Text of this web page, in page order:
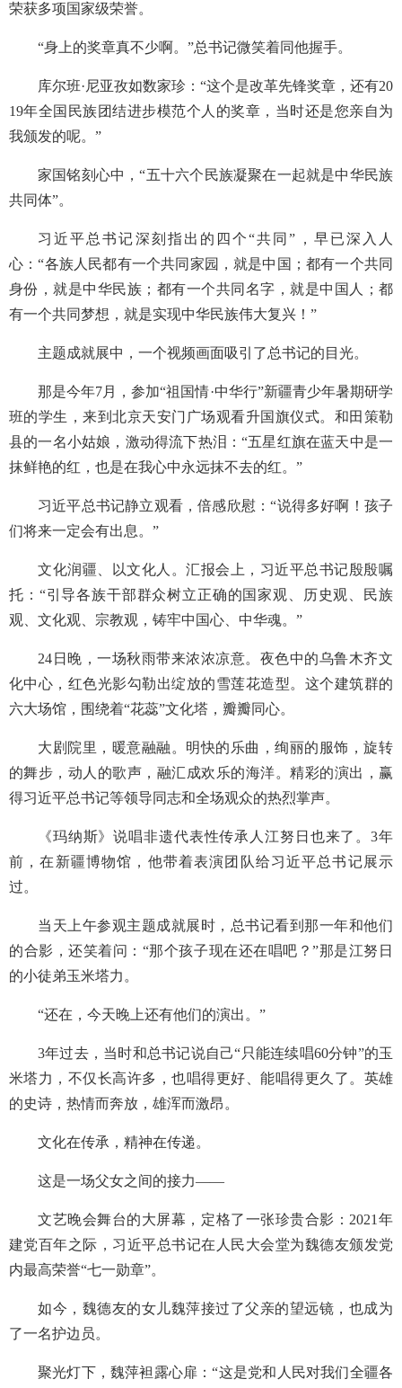
荣获多项国家级荣誉。
“身上的奖章真不少啊。”总书记微笑着同他握手。
库尔班·尼亚孜如数家珍：“这个是改革先锋奖章，还有20
19年全国民族团结进步模范个人的奖章，当时还是您亲自为
我颁发的呢。”
家国铭刻心中，“五十六个民族凝聚在一起就是中华民族
共同体”。
习近平总书记深刻指出的四个“共同”，早已深入人
心：“各族人民都有一个共同家园，就是中国；都有一个共同
身份，就是中华民族；都有一个共同名字，就是中国人；都
有一个共同梦想，就是实现中华民族伟大复兴！”
主题成就展中，一个视频画面吸引了总书记的目光。
那是今年7月，参加“祖国情·中华行”新疆青少年暑期研学
班的学生，来到北京天安门广场观看升国旗仪式。和田策勒
县的一名小姑娘，激动得流下热泪：“五星红旗在蓝天中是一
抹鲜艳的红，也是在我心中永远抹不去的红。”
习近平总书记静立观看，倍感欣慰：“说得多好啊！孩子
们将来一定会有出息。”
文化润疆、以文化人。汇报会上，习近平总书记殷殷嘱
托：“引导各族干部群众树立正确的国家观、历史观、民族
观、文化观、宗教观，铸牢中国心、中华魂。”
24日晚，一场秋雨带来浓浓凉意。夜色中的乌鲁木齐文
化中心，红色光影勾勒出绽放的雪莲花造型。这个建筑群的
六大场馆，围绕着“花蕊”文化塔，瓣瓣同心。
大剧院里，暖意融融。明快的乐曲，绚丽的服饰，旋转
的舞步，动人的歌声，融汇成欢乐的海洋。精彩的演出，赢
得习近平总书记等领导同志和全场观众的热烈掌声。
《玛纳斯》说唱非遗代表性传承人江努日也来了。3年
前，在新疆博物馆，他带着表演团队给习近平总书记展示
过。
当天上午参观主题成就展时，总书记看到那一年和他们
的合影，还笑着问：“那个孩子现在还在唱吧？”那是江努日
的小徒弟玉米塔力。
“还在，今天晚上还有他们的演出。”
3年过去，当时和总书记说自己“只能连续唱60分钟”的玉
米塔力，不仅长高许多，也唱得更好、能唱得更久了。英雄
的史诗，热情而奔放，雄浑而激昂。
文化在传承，精神在传递。
这是一场父女之间的接力——
文艺晚会舞台的大屏幕，定格了一张珍贵合影：2021年
建党百年之际，习近平总书记在人民大会堂为魏德友颁发党
内最高荣誉“七一勋章”。
如今，魏德友的女儿魏萍接过了父亲的望远镜，也成为
了一名护边员。
聚光灯下，魏萍袒露心扉：“这是党和人民对我们全疆各